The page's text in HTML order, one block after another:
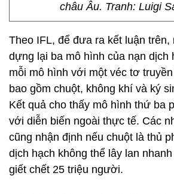
châu Âu. Tranh: Luigi
Theo IFL, để đưa ra kết luận trên,
dựng lại ba mô hình của nạn dịch
mỗi mô hình với một véc tơ
bao gồm chuột, không khí và ký
Kết quả cho thấy mô hình thứ ba
với diễn biến ngoài thực tế. Các
cũng nhận định nếu chuột là thủ
dịch hạch không thể lây lan
giết chết 25 triệu người.